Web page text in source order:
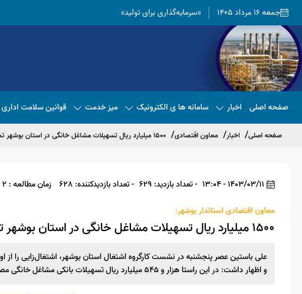
جمعه 16 مرداد 1405 «سرمایه‌گذاری برای تولید»
صفحه اصلی اخبار سامانه ها ی الکترونیک میز خدمت قوانین سلامت اداری
صفحه اصلی اخبار معاون اقتصادی ۱۵۰۰ میلیارد ریال تسهیلات مشاغل خانگی در استان بوشهر تصویب شد
1403/03/11 - 13:04 - تعداد بازدید: 629 - تعداد بازدیدکننده: 628
زمان مطالعه : 2 دقیقه
معاون اقتصادی استاندار بوشهر:
۱۵۰۰ میلیارد ریال تسهیلات مشاغل خانگی در استان بوشهر تصویب شد
علی باستین عصر پنجشنبه در نشست کارگروه اشتغال استان بوشهر، اشتغال‌زایی را
و اظهار داشت: در این راستا هزار و ۵۴۵ میلیارد ریال تسهیلات بانکی مشاغل خانگی مصوب شده است.